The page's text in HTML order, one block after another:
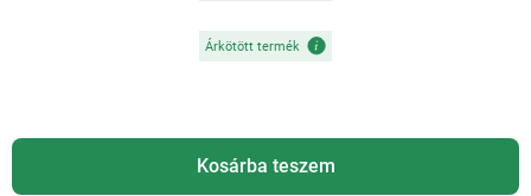
Árkötött termék
Kosárba teszem